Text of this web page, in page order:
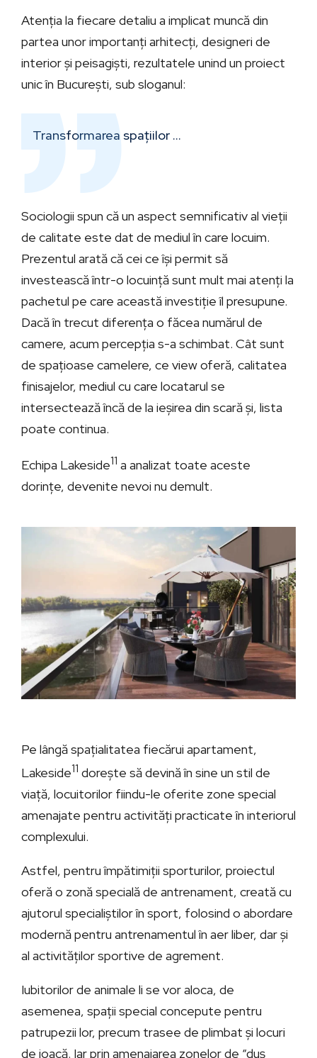
Atenția la fiecare detaliu a implicat muncă din
partea unor importanți arhitecți, designeri de
interior și peisagiști, rezultatele unind un proiect
unic în București, sub sloganul:
Transformarea spațiilor …
Sociologii spun că un aspect semnificativ al vieții
de calitate este dat de mediul în care locuim.
Prezentul arată că cei ce își permit să
investească într-o locuință sunt mult mai atenți la
pachetul pe care această investiție îl presupune.
Dacă în trecut diferența o făcea numărul de
camere, acum percepția s-a schimbat. Cât sunt
de spațioase camelere, ce view oferă, calitatea
finisajelor, mediul cu care locatarul se
intersectează încă de la ieșirea din scară și, lista
poate continua.
Echipa Lakeside11 a analizat toate aceste
dorințe, devenite nevoi nu demult.
Pe lângă spațialitatea fiecărui apartament,
Lakeside11 dorește să devină în sine un stil de
viață, locuitorilor fiindu-le oferite zone special
amenajate pentru activități practicate în interiorul
complexului.
Astfel, pentru împătimiții sporturilor, proiectul
oferă o zonă specială de antrenament, creată cu
ajutorul specialiștilor în sport, folosind o abordare
modernă pentru antrenamentul în aer liber, dar și
al activităților sportive de agrement.
Iubitorilor de animale li se vor aloca, de
asemenea, spații special concepute pentru
patrupezii lor, precum trasee de plimbat și locuri
de joacă. Iar prin amenajarea zonelor de “duș